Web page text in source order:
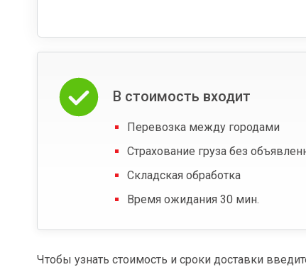
В стоимость входит
Перевозка между городами
Страхование груза без
Складская обработка
Время ожидания 30 мин.
Чтобы узнать стоимость и сроки доставки